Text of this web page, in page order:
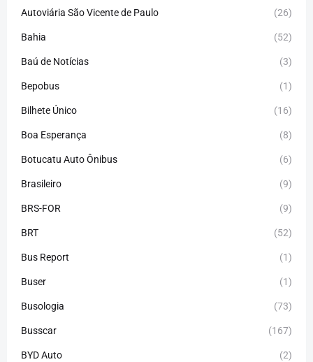
Autoviária São Vicente de Paulo (26)
Bahia (52)
Baú de Notícias (3)
Bepobus (1)
Bilhete Único (16)
Boa Esperança (8)
Botucatu Auto Ônibus (6)
Brasileiro (9)
BRS-FOR (9)
BRT (52)
Bus Report (1)
Buser (1)
Busologia (73)
Busscar (167)
BYD Auto (2)